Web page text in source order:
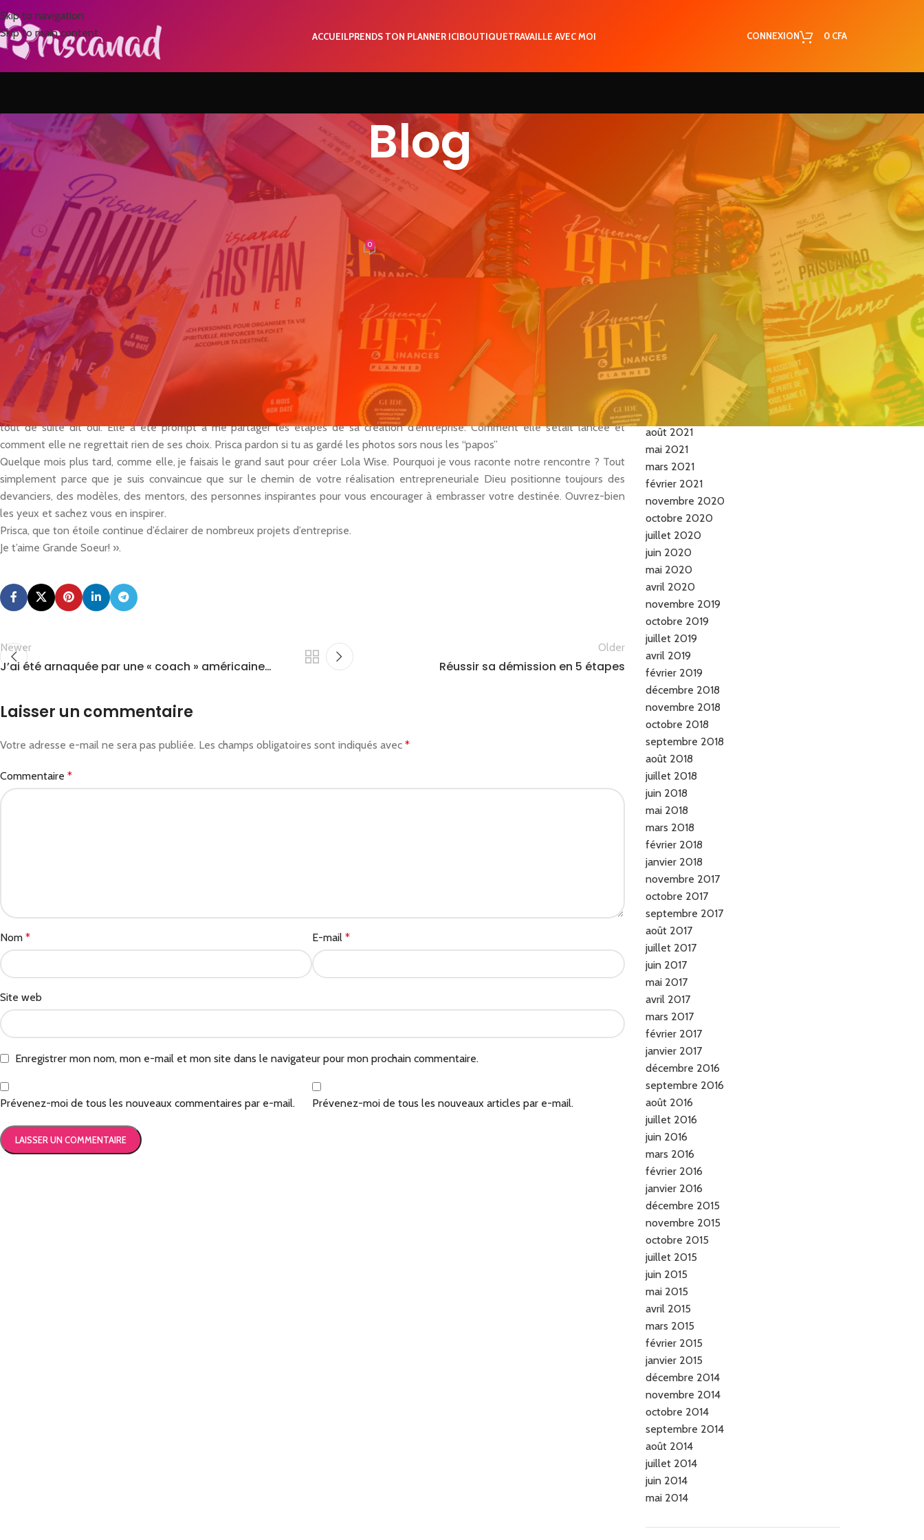
Skip to navigation
Skip to main content
ACCUEILPRENDS TON PLANNER ICIBOUTIQUETRAVAILLE AVEC MOI CONNEXION 0 CFA
Blog
TÉMOIGNAGES
Laurence N’guessan me fait l’honneur de partager le
témoignage de notre rencontre
Posted by EVIRadmin 0
Laurence N’guessan me fait l’honneur de partager le témoignage de notre rencontre à l’occasion du 6ème anniversaire de Priscanad,
je suis reconnaissante d’avoir été une source d’inspiration pour elle !
« Je voudrais vous raconter comment nos chemins se sont croisés et surtout célébrer cette femme exceptionnelle. J’ai rencontré
Prisca sur un salon du FEEF en 2015 (cc @SandrineRoland). Prisca y avait un stand et je me suis approchée immédiatement car j’avais
entendu parler d’elle comme une actrice incontournable du coaching en Côte d’Ivoire.
La passion pour son métier était tout de suite perceptible. Ce jour-là, nous avons longuement parlé du coaching, du paysage du
développement personnel en Côte d’Ivoire, de ses activités et de mes futurs projets car encore salarié. La discussion fut tellement
enrichissante que je lui ai proposé quelques semaines plus tard de nous revoir pour un déjeuner. Disponible et inspirante, Prisca a
tout de suite dit oui. Elle a été prompt à me partager les étapes de sa création d’entreprise. Comment elle s’était lancée et
comment elle ne regrettait rien de ses choix. Prisca pardon si tu as gardé les photos sors nous les “papos”
Quelque mois plus tard, comme elle, je faisais le grand saut pour créer Lola Wise. Pourquoi je vous raconte notre rencontre ? Tout
simplement parce que je suis convaincue que sur le chemin de votre réalisation entrepreneuriale Dieu positionne toujours des
devanciers, des modèles, des mentors, des personnes inspirantes pour vous encourager à embrasser votre destinée. Ouvrez-bien
les yeux et sachez vous en inspirer.
Prisca, que ton étoile continue d’éclairer de nombreux projets d’entreprise.
Je t’aime Grande Soeur! ».
Newer
J’ai été arnaquée par une « coach » américaine…
Older
Réussir sa démission en 5 étapes
Laisser un commentaire
Votre adresse e-mail ne sera pas publiée. Les champs obligatoires sont indiqués avec *
Commentaire *
Nom * E-mail*
Site web
Enregistrer mon nom, mon e-mail et mon site dans le navigateur pour mon prochain commentaire.
Prévenez-moi de tous les nouveaux commentaires par e-mail. Prévenez-moi de tous les nouveaux articles par e-mail.
RECENT COMMENTS
Josianedans5 secrets simples
pour garder son homme !
Koukde dans
Voici 3 secrets qui
ont changé ma vie de couple et
qui changeront la tienne !
Les caractéristiques
de la femme vraie…
Archives
mai 2026
septembre 2021
août 2021
mai 2021
mars 2021
février 2021
novembre 2020
octobre 2020
juillet 2020
juin 2020
mai 2020
avril 2020
novembre 2019
octobre 2019
juillet 2019
avril 2019
février 2019
décembre 2018
novembre 2018
octobre 2018
septembre 2018
août 2018
juillet 2018
juin 2018
mai 2018
mars 2018
février 2018
janvier 2018
novembre 2017
octobre 2017
septembre 2017
août 2017
juillet 2017
juin 2017
mai 2017
avril 2017
mars 2017
février 2017
janvier 2017
décembre 2016
septembre 2016
août 2016
juillet 2016
juin 2016
mars 2016
février 2016
janvier 2016
décembre 2015
novembre 2015
octobre 2015
juillet 2015
juin 2015
mai 2015
avril 2015
mars 2015
février 2015
janvier 2015
décembre 2014
novembre 2014
octobre 2014
septembre 2014
août 2014
juillet 2014
juin 2014
mai 2014